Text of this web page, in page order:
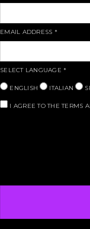
EMAIL ADDRESS *
SELECT LANGUAGE *
ENGLISH ITALIAN
I AGREE TO THE TERMS